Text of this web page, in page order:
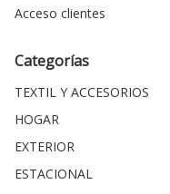
Acceso clientes
Categorías
TEXTIL Y ACCESORIOS
HOGAR
EXTERIOR
ESTACIONAL